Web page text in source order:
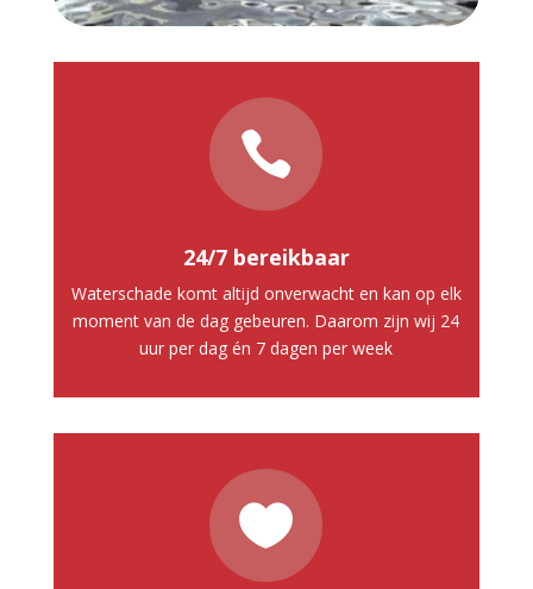

24/7 bereikbaar
Waterschade komt altijd onverwacht en kan op elk
moment van de dag gebeuren. Daarom zijn wij 24
uur per dag én 7 dagen per week
